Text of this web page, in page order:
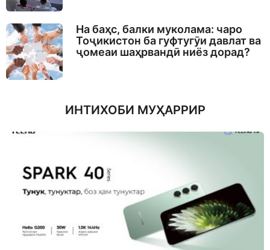
На баҳс, балки муколама: чаро
Тоҷикистон ба гуфтугӯи давлат ва
ҷомеаи шаҳрвандӣ ниёз дорад?
ИНТИХОБИ МУҲАРРИР